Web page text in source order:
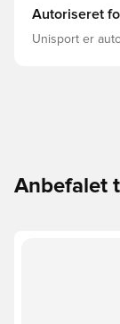
Autoriseret
Unisport er
Anbefalet